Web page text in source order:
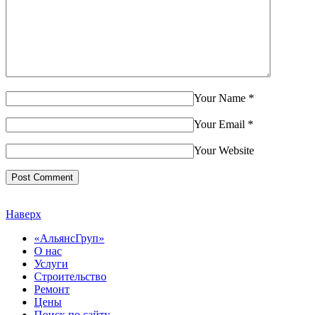
Your Name *
Your Email *
Your Website
Наверх
«АльянсГруп»
О нас
Услуги
Строительство
Ремонт
Цены